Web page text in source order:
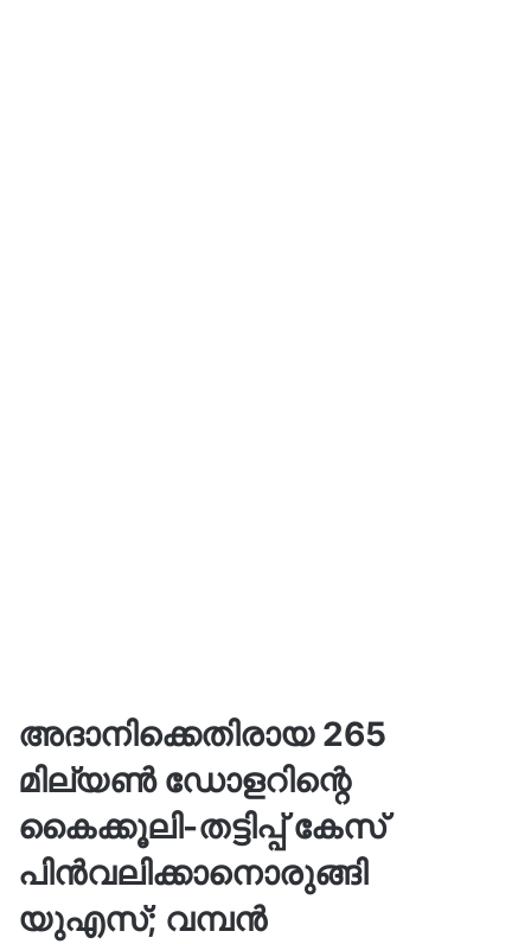
അദാനിക്കെതിരായ 265
മില്യൺ ഡോളറിന്റെ
കൈക്കൂലി-തട്ടിപ്പ് കേസ്
പിൻവലിക്കാനൊരുങ്ങി
യുഎസ്; വമ്പൻ